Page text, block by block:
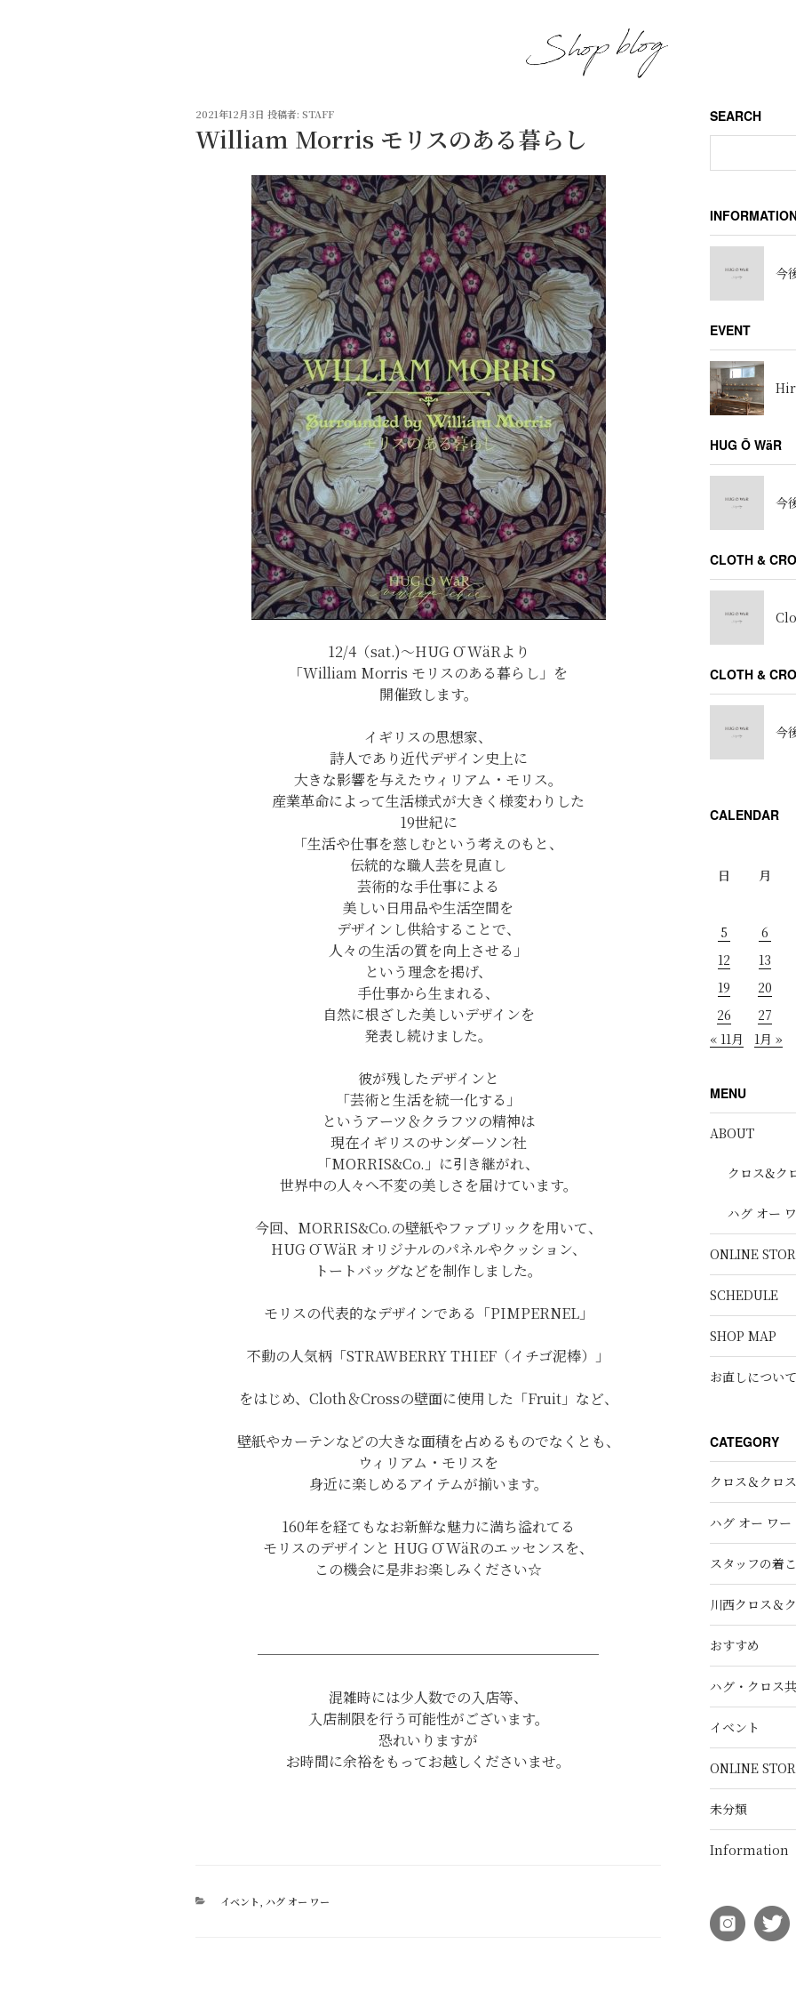
投
日:
2021年12月3日 投稿者: STAFF
William Morris モリスのある暮らし
12/4（sat.)～HUG Ō WäRより
「William Morris モリスのある暮らし」を
開催致します。
イギリスの思想家、
詩人であり近代デザイン史上に
大きな影響を与えたウィリアム・モリス。
産業革命によって生活様式が大きく様変わりした
19世紀に
「生活や仕事を慈しむという考えのもと、
伝統的な職人芸を見直し
芸術的な手仕事による
美しい日用品や生活空間を
デザインし供給することで、
人々の生活の質を向上させる」
という理念を掲げ、
手仕事から生まれる、
自然に根ざした美しいデザインを
発表し続けました。
彼が残したデザインと
「芸術と生活を統一化する」
というアーツ＆クラフツの精神は
現在イギリスのサンダーソン社
「MORRIS&Co.」に引き継がれ、
世界中の人々へ不変の美しさを届けています。
今回、MORRIS&Co.の壁紙やファブリックを用いて、
HUG Ō WäR オリジナルのパネルやクッション、
トートバッグなどを制作しました。
モリスの代表的なデザインである「PIMPERNEL」
不動の人気柄「STRAWBERRY THIEF（イチゴ泥棒）」
をはじめ、Cloth＆Crossの壁面に使用した「Fruit」など、
壁紙やカーテンなどの大きな面積を占めるものでなくとも、
ウィリアム・モリスを
身近に楽しめるアイテムが揃います。
160年を経てもなお新鮮な魅力に満ち溢れてる
モリスのデザインと HUG Ō WäRのエッセンスを、
この機会に是非お楽しみください☆
────────────────────────
混雑時には少人数での入店等、
入店制限を行う可能性がございます。
恐れいりますが
お時間に余裕をもってお越しくださいませ。
カ
イベント ハグ オー ワー
SEARCH
今
EVENT
HUG Ō WäR
今
CLOTH &
CLOTH &
今
CALENDAR
日
月
5
6
12
13
19
20
26
27
« 11月
1月 »
MENU
ABOUT
クロス&ク
ハグ オー
ONLINE
SCHEDULE
SHOP MAP
お直しについて
CATEGORY
クロス＆クロス
ハグ オー ワー
スタッフの着
川西クロス＆
おすすめ
ハグ・クロス
イベント
ONLINE
未分類
Information